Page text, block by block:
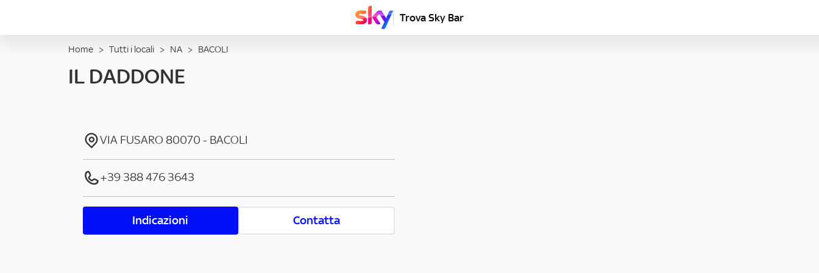
Trova Sky Bar
Home > Tutti i locali > NA > BACOLI
IL DADDONE
VIA FUSARO 80070 - BACOLI
+39 388 476 3643
Indicazioni Contatta